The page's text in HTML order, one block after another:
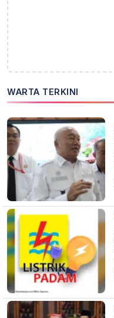
WARTA TERKINI